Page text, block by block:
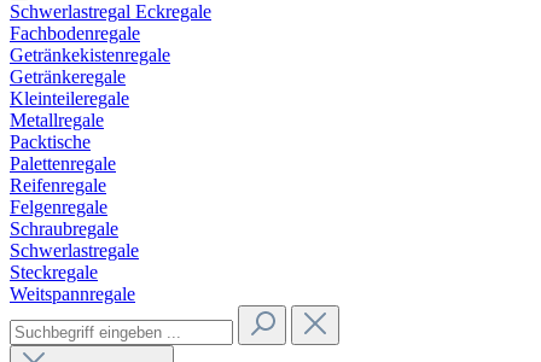
Schwerlastregal Eckregale
Fachbodenregale
Getränkekistenregale
Getränkeregale
Kleinteileregale
Metallregale
Packtische
Palettenregale
Reifenregale
Felgenregale
Schraubregale
Schwerlastregale
Steckregale
Weitspannregale